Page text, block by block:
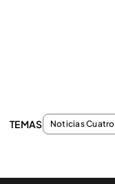
TEMAS Noticias Cuatro